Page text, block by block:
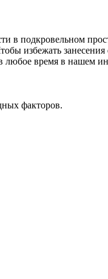
подкровельном
избежать
время в нашем
факторов.